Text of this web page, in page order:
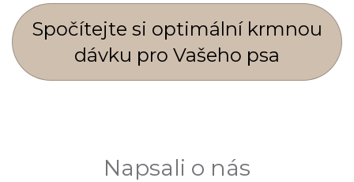
Spočí­tejte si optimální krmnou
dávku pro Vašeho psa
Napsali o nás